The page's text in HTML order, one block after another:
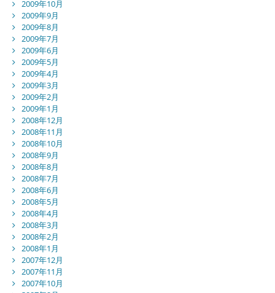
2009年10月
2009年9月
2009年8月
2009年7月
2009年6月
2009年5月
2009年4月
2009年3月
2009年2月
2009年1月
2008年12月
2008年11月
2008年10月
2008年9月
2008年8月
2008年7月
2008年6月
2008年5月
2008年4月
2008年3月
2008年2月
2008年1月
2007年12月
2007年11月
2007年10月